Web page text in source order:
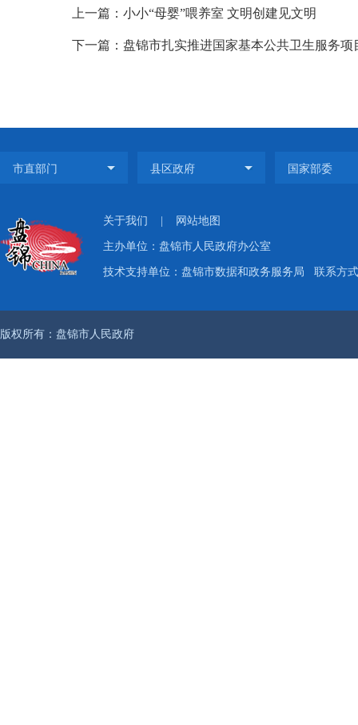
上一篇：小小“母婴”喂养室 文明创建见文明
下一篇：盘锦市扎实推进国家基本公共卫生服务项
关于我们 网站地图
主办单位：盘锦市人民政府办公室
技术支持单位：盘锦市数据和政务服务局 联系方
版权所有：盘锦市人民政府